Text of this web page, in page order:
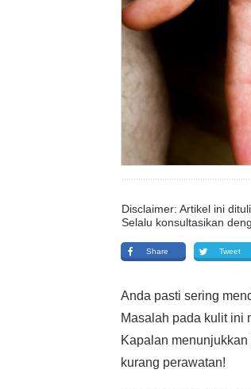
Disclaimer: Artikel ini
Selalu konsultasikan
Share Tweet
Anda pasti sering
Masalah pada kulit ini
Kapalan
kurang perawatan!